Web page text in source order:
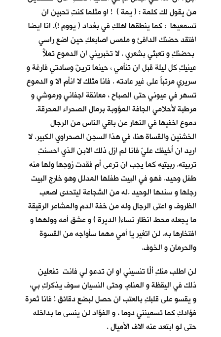
من يقول لك كلمة : ( يمة ) ! او مثلما كنتِ تحبين ان
تسمعيها ؛ كما ينطقها اهلكِ في بغداد ( يووم !). انا ايضا
افتقد حضنك الدافئ و ملمس اصابعكِ حين اضع راسي
بحضنكِ و تعبثي بشعري . لا تخبريني ان الدموع تملأُ
عينيكِ كل ليلة قبل ان تنأمي ، حينما ترينَ وسادتي فارغة و
سريري مرتباً على غير عادته . فانا مثلك لا انأم الا و الدموع
تسهر في عيوني حتى الصباح ، معانقة اجفاني ورموشي و
مرطبة لأحلامي الجافة المؤوبة برمال الصحراء المحرقة.
دموع اخفيها في النهار عن باقي الناس من الرجال
الخشنين والقساة هنا، في هذا السجن الصحراوي الكبير. لا
اريد ان اُخيفك عليّ فانا لم ازل ذلك الابن الذي احسنتِ
تربيته. ربيتيه كما يجب ان ترعى أم فقدت زوجها ولها منه
طفل وحيد. فهو في البيت طفلها المدلل وهو خارج البيت
رجلها و سندها الوحيد .له من الشجاعة ليتحدى اصعب
الظروف و اعتى الرجال وله من خفة الدم والمشاعر الرقيقة
ما يجعله محط انظار نساء( الديرة ) و عشق أمه وولهها و
افتخارها به. لن اتغير يا أمي مهما سأواجه من القسوة
والحرمان و الخوف.
لن اطلب منكِ ألّا تنسيني او ان تدعو لي فانتِ تفعلين
ذلك في اليقظة و المنام. وحتى النسيان سوف يذكركِ بي،
و يقسو على قلبكِ بالعتب ان حصل لبضع دقائق ! فانا ثمرة
فؤادكِ كما تسمينني دوما ، و الفؤاد لن ينسى ما بداخله
حتى لو ابتعد عنه الاف الأميال .